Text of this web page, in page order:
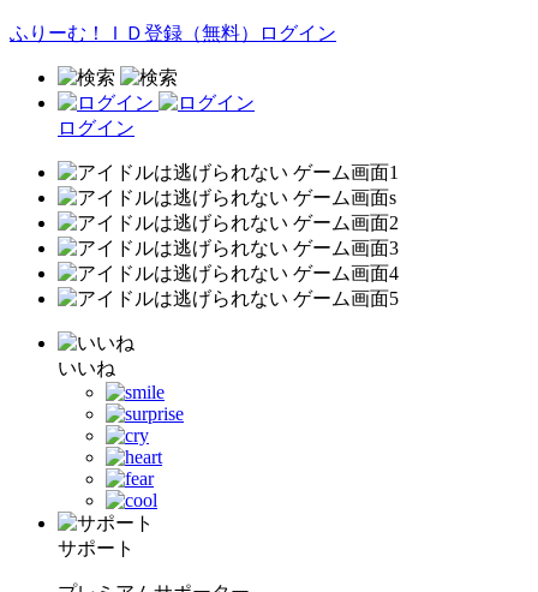
ふりーむ！ＩＤ登録（無料） ログイン
ログイン
いいね
サポート